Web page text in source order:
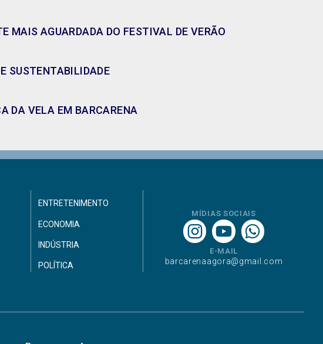
MAIS AGUARDADA DO FESTIVAL DE VERÃO
SUSTENTABILIDADE
DA VELA EM BARCARENA
ENTRETENIMENTO
ECONOMIA
INDÚSTRIA
POLÍTICA
MÍDIAS SOCIAIS
E-MAIL
barcarenaagora@gmail.com